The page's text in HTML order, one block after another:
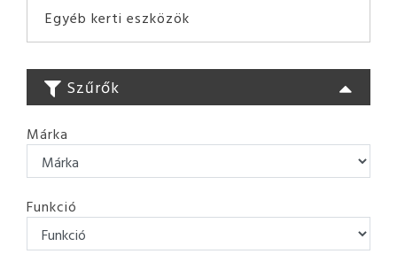
Egyéb kerti eszközök
Szűrők
Márka
Funkció